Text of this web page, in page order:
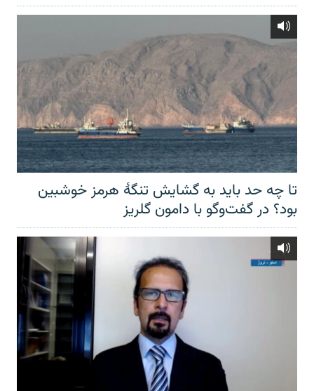
تا چه حد باید به گشایش تنگهٔ هرمز خوشبین
بود؟ در گفت‌وگو با دامون گلریز